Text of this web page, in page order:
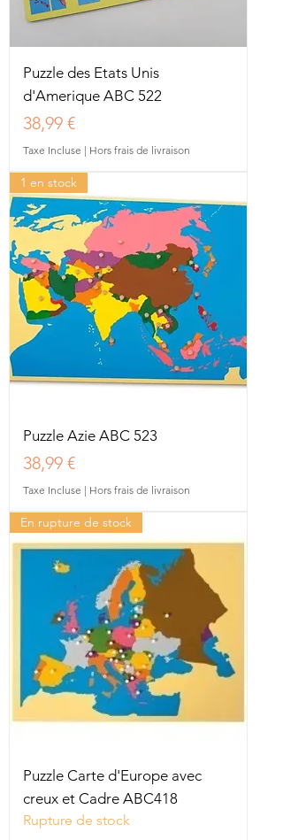
Puzzle des Etats Unis
d'Amerique ABC 522
Prix
38,99 €
Taxe Incluse | Hors frais de livraison
1 en stock
Puzzle Azie ABC 523
Prix
38,99 €
Taxe Incluse | Hors frais de livraison
En rupture de stock
Puzzle Carte d'Europe avec
creux et Cadre ABC418
Rupture de stock